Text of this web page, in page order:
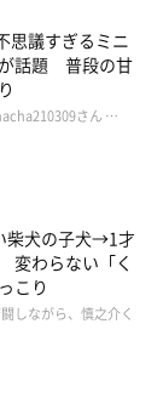
の姿について、
ている、つきひ
思議すぎるミニ
話題 普段の甘
さん …
柴犬の子犬→1才
変わらない「く
こり
しながら、慎之介く